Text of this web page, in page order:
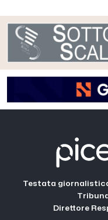
Testata
Direttore